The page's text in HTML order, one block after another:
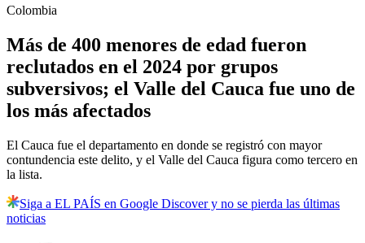
Colombia
Más de 400 menores de edad fueron
reclutados en el 2024 por grupos
subversivos; el Valle del Cauca fue uno de
los más afectados
El Cauca fue el departamento en donde se registró con mayor
contundencia este delito, y el Valle del Cauca figura como tercero en
la lista.
Siga a EL PAÍS en Google Discover y no se pierda las últimas
noticias